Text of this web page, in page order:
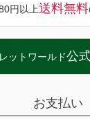
円以上送料無料
ットワールド公
お支払い